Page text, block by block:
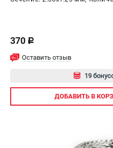
370 c
Оставить отзыв
19
ДОБАВИТЬ В